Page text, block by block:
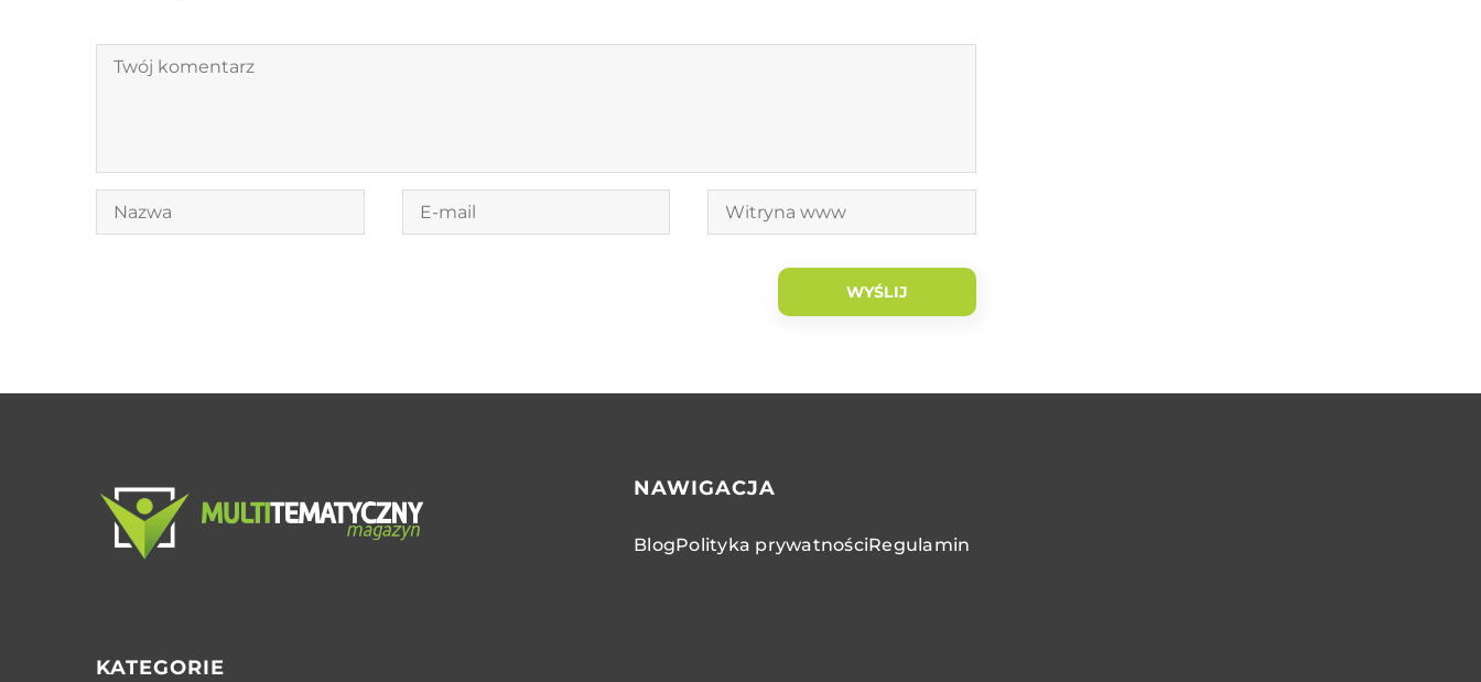
NAWIGACJA
BlogPolityka prywatnościRegulamin
KATEGORIE